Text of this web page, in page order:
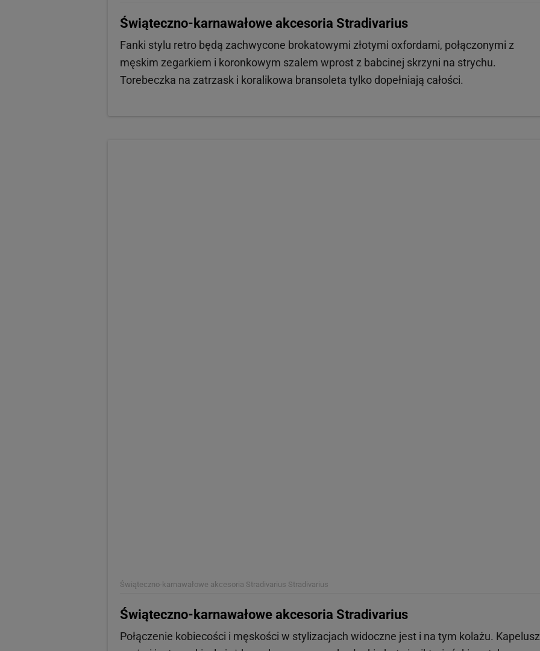
Świąteczno-karnawałowe akcesoria Stradivarius
Fanki stylu retro będą zachwycone brokatowymi złotymi oxfordami, połączonymi z
męskim zegarkiem i koronkowym szalem wprost z babcinej skrzyni na strychu.
Torebeczka na zatrzask i koralikowa bransoleta tylko dopełniają całości.
Świąteczno-karnawałowe akcesoria Stradivarius Stradivarius
Świąteczno-karnawałowe akcesoria Stradivarius
Połączenie kobiecości i męskości w stylizacjach widoczne jest i na tym kolażu. Kapelusz